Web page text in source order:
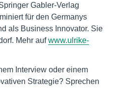
Gabler-Verlag
für den Germanys
als Business Innovator. Sie
Mehr aufwww.ulrike-
Interview oder einem
Strategie? Sprechen